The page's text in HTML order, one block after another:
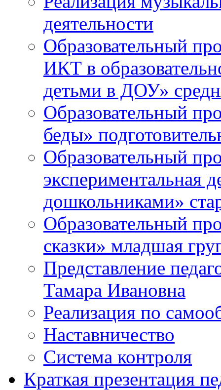
деятельности
Образовательный
ИКТ в
детьми в ДОУ»
Образовательный
беды»
Образовательный
экспериментальная
дошкольниками»
Образовательный
сказки» младшая
Представление
Тамара Ивановна
Реализация по
Наставничество
Система контроля
Краткая презентация